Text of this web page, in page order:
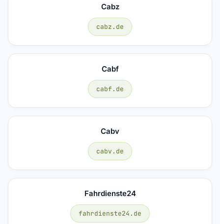
Cabz
cabz.de
Cabf
cabf.de
Cabv
cabv.de
Fahrdienste24
fahrdienste24.de